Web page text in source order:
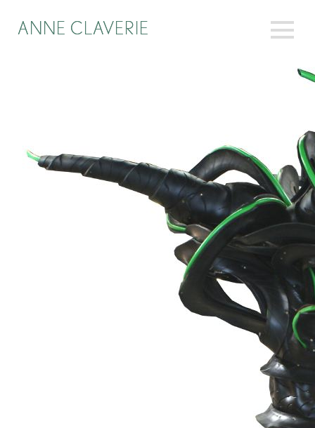
ANNE CLAVERIE
ANNE CLAVERIE